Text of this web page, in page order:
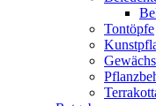
Tontöpfe